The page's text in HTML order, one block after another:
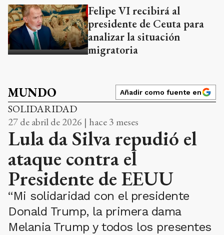
Felipe VI recibirá al
presidente de Ceuta para
analizar la situación
migratoria
MUNDO Añadir como fuente en
SOLIDARIDAD
27 de abril de 2026 | hace 3 meses
Lula da Silva repudió el
ataque contra el
Presidente de EEUU
“Mi solidaridad con el presidente
Donald Trump, la primera dama
Melania Trump y todos los presentes